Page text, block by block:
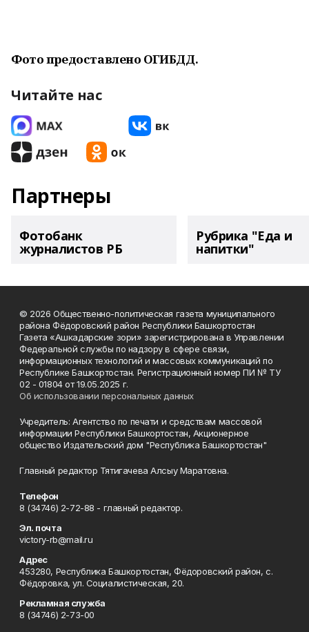
Фото предоставлено ОГИБДД.
Читайте нас
Партнеры
Фотобанк
журналистов РБ
Рубрика "Еда и
напитки"
© 2026 Общественно-политическая газета муниципального
района Фёдоровский район Республики Башкортостан
Газета «Ашкадарские зори» зарегистрирована в Управлении
Федеральной службы по надзору в сфере связи,
информационных технологий и массовых коммуникаций по
Республике Башкортостан. Регистрационный номер ПИ № ТУ
02 - 01804 от 19.05.2025 г.
Об использовании персональных данных
Учредитель: Агентство по печати и средствам массовой
информации Республики Башкортостан, Акционерное
общество Издательский дом "Республика Башкортостан"
Главный редактор Тятигачева Алсыу Маратовна.
Телефон
8 (34746) 2-72-88 - главный редактор.
Эл. почта
victory-rb@mail.ru
Адрес
453280, Республика Башкортостан, Фёдоровский район, с.
Фёдоровка, ул. Социалистическая, 20.
Рекламная служба
8 (34746) 2-73-00